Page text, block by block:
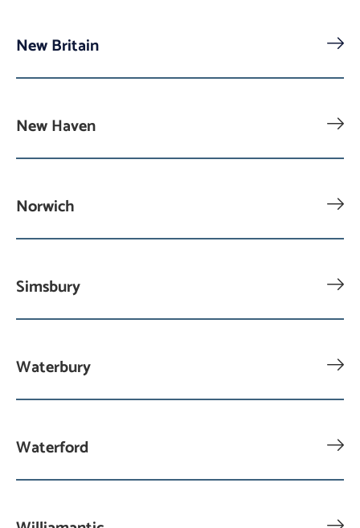
New Britain
New Haven
Norwich
Simsbury
Waterbury
Waterford